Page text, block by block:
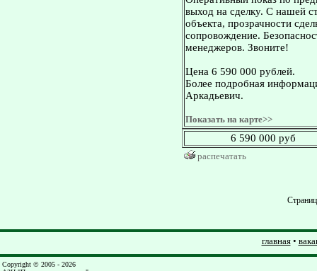
выход на сделку. С нашей
объекта, прозрачности
сопровождение.
менеджеров. Звоните!
Цена 6 590 000 рублей.
Более подробная
Аркадьевич.
Показать на карте>>
6 590 000 руб
распечатать
главная•
Copyright © 2005 - 2026